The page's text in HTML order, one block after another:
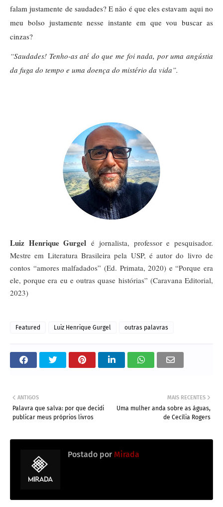
falam justamente de saudades? E não é que eles estavam aqui no
meu bolso justamente nesse instante em que vou buscar as
cinzas?
“Saudades! Tenho-as até do que me foi nada, por uma angústia
da fuga do tempo e uma doença do mistério da vida”.
Luiz Henrique Gurgelé jornalista, professor e pesquisador.
Mestre em Literatura Brasileira pela USP, é autor do livro de
contos “amores malfadados” (Ed. Primata, 2020) e “Porque era
ele, porque era eu e outras quase histórias” (Caravana Editorial,
2023)
Featured Luiz Henrique Gurgel outras palavras
MAIS RECENTES
Uma mulher anda sobre as águas,
de Cecília Rogers
ANTIGOS
Palavra que salva: por que decidi
publicar meus próprios livros
Postado por Mirada